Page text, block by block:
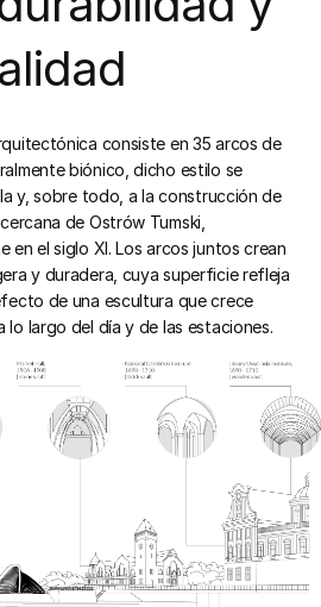
consiste en 35 arcos de
biónico, dicho estilo se
y, sobre todo, a la construcción de
de Ostrów Tumski,
en el siglo XI. Los arcos juntos crean
y duradera, cuya superficie refleja
de una escultura que crece
lo largo del día y de las estaciones.